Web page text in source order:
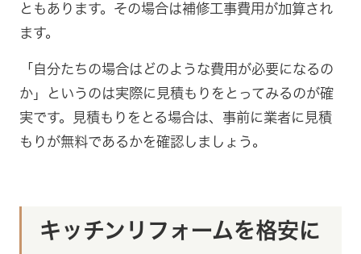
ともあります。その場合は補修工事費用が加算され
ます。
「自分たちの場合はどのような費用が必要になるの
か」というのは実際に見積もりをとってみるのが確
実です。見積もりをとる場合は、事前に業者に見積
もりが無料であるかを確認しましょう。
キッチンリフォームを格安に